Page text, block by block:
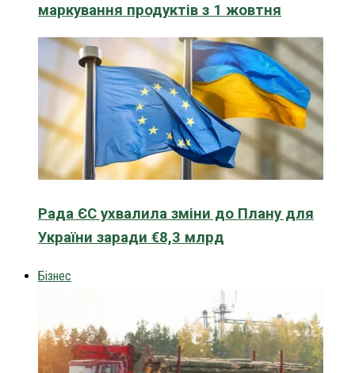
маркування продуктів з 1 жовтня
Рада ЄС ухвалила зміни до Плану для
України заради €8,3 млрд
Бізнес